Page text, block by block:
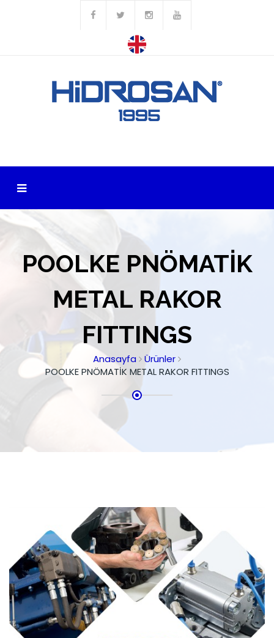
POOLKE PNÖMATİK
METAL RAKOR
FITTINGS
Anasayfa
Ürünler
POOLKE PNÖMATİK METAL RAKOR FITTINGS